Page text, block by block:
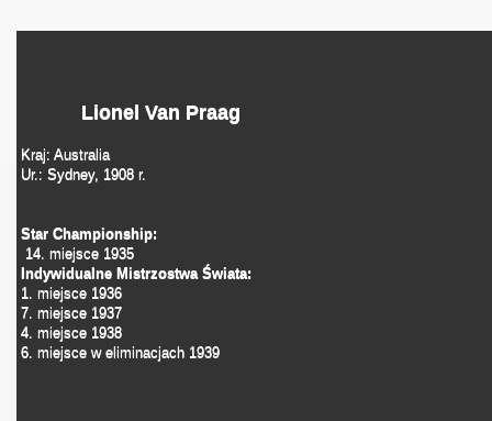
Lionel Van Praag
Kraj: Australia
Ur.: Sydney, 1908 r.
Star Championship:
14. miejsce 1935
Indywidualne Mistrzostwa Świata:
1. miejsce 1936
7. miejsce 1937
4. miejsce 1938
6. miejsce w eliminacjach 1939